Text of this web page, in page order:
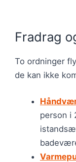
Fradrag
To ordninger
de kan ikke
person i